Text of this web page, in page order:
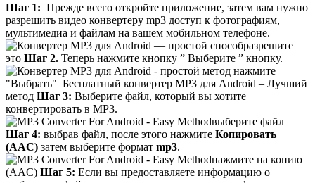
Шаг 1: Прежде всего откройте приложение, затем вам нужно
разрешить видео конвертеру mp3 доступ к фотографиям,
мультимедиа и файлам на вашем мобильном телефоне.
разрешите
это Шаг 2. Теперь нажмите кнопку ” Выберите ” кнопку.
нажмите
"Выбрать" Бесплатный конвертер MP3 для Android – Лучший
метод Шаг 3: Выберите файл, который вы хотите
конвертировать в MP3.
выберите файл
Шаг 4: выбрав файл, после этого нажмите Копировать
(AAC) затем выберите формат mp3.
нажмите на копию
(AAC) Шаг 5: Если вы предоставляете информацию о